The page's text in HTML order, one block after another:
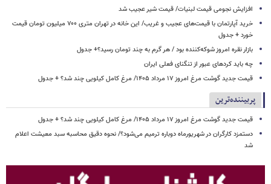
افزایش نجومی قیمت لبنیات/ قیمت شیر عجیب شد
خرید آپارتمان با قیمت‌های عجیب و غریب/ این خانه در تهران متری ۷۰۰ میلیون تومان قیمت
خورد + جدول
بازار نقره امروز شوکه‌کننده بود / هر گرم به چند تومان رسید؟+ جدول
چه باید کردهای عبور از تنگنای فعلی ایران
قیمت جدید گوشت مرغ امروز ۱۷ مرداد ۱۴۰۵/ مرغ کامل کیلویی چند شد؟ + جدول
پربیننده‌ترین
قیمت جدید گوشت مرغ امروز ۱۷ مرداد ۱۴۰۵/ مرغ کامل کیلویی چند شد؟ + جدول
دستمزد کارگران در شهریورماه دوباره ترمیم می‌شود؟/ نحوه دقیق محاسبه سبد معیشت اعلام
شد